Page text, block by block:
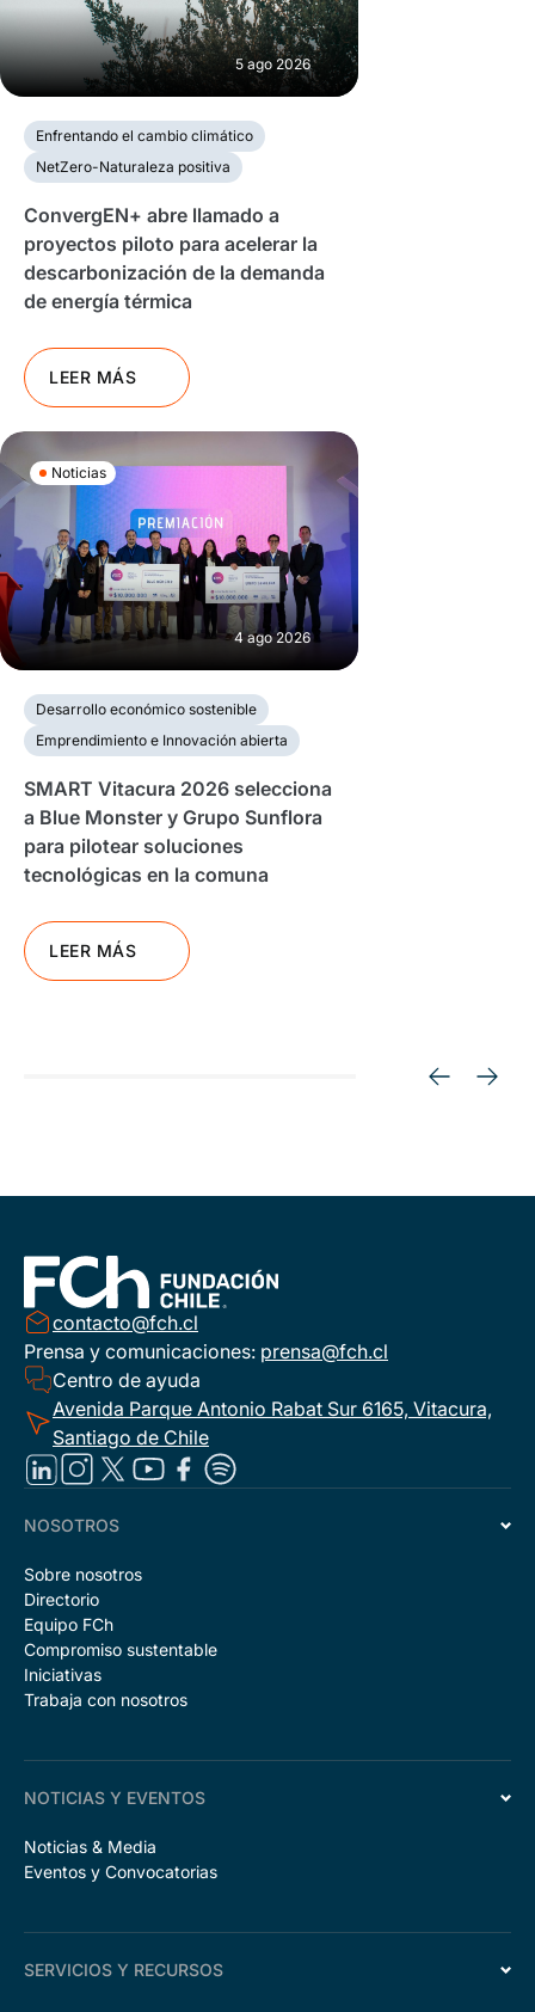
5 ago 2026
Enfrentando el cambio climático
NetZero-Naturaleza positiva
ConvergEN+ abre llamado a
proyectos piloto para acelerar la
descarbonización de la demanda
de energía térmica
LEER MÁS
Noticias
4 ago 2026
Desarrollo económico sostenible
Emprendimiento e Innovación abierta
SMART Vitacura 2026 selecciona
a Blue Monster y Grupo Sunflora
para pilotear soluciones
tecnológicas en la comuna
LEER MÁS
contacto@fch.cl
Prensa y comunicaciones: prensa@fch.cl
Centro de ayuda
Avenida Parque Antonio Rabat Sur 6165, Vitacura,
Santiago de Chile
NOSOTROS
Sobre nosotros
Directorio
Equipo FCh
Compromiso sustentable
Iniciativas
Trabaja con nosotros
NOTICIAS Y EVENTOS
Noticias & Media
Eventos y Convocatorias
SERVICIOS Y RECURSOS